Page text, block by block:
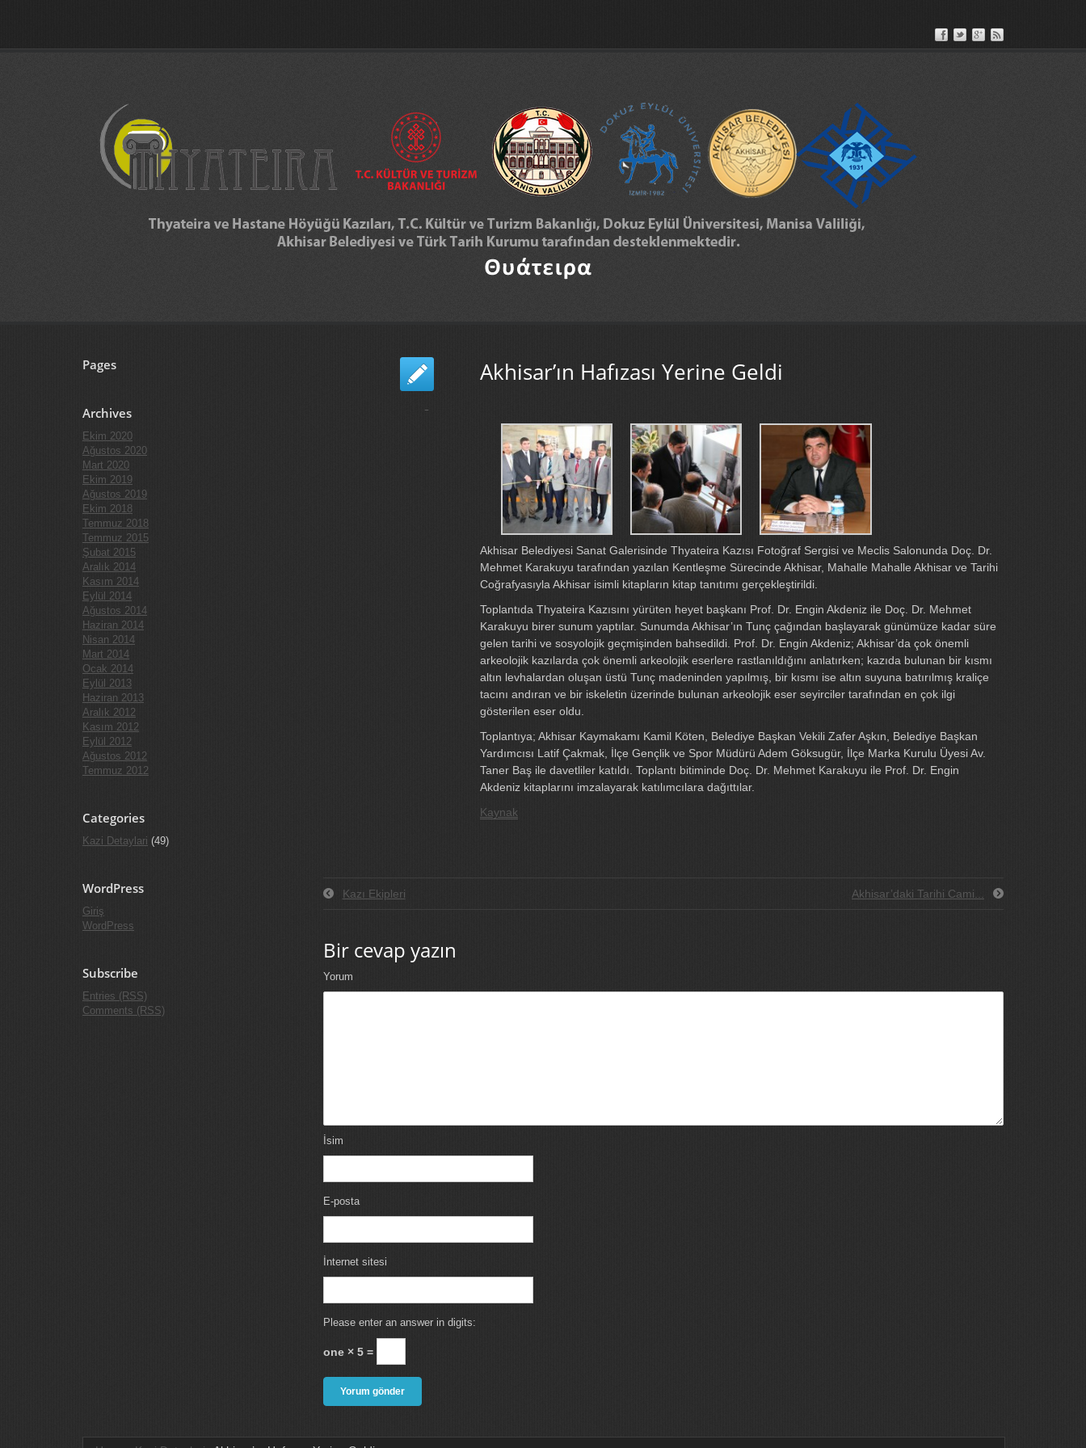
Pages
Archives
Ekim 2020
Ağustos 2020
Mart 2020
Ekim 2019
Ağustos 2019
Ekim 2018
Temmuz 2018
Temmuz 2015
Şubat 2015
Aralık 2014
Kasım 2014
Eylül 2014
Ağustos 2014
Haziran 2014
Nisan 2014
Mart 2014
Ocak 2014
Eylül 2013
Haziran 2013
Aralık 2012
Kasım 2012
Eylül 2012
Ağustos 2012
Temmuz 2012
Categories
Kazi Detaylari (49)
WordPress
Giriş
WordPress
Subscribe
Entries (RSS)
Comments (RSS)
Akhisar’ın Hafızası Yerine Geldi
Akhisar Belediyesi Sanat Galerisinde Thyateira Kazısı Fotoğraf Sergisi ve Meclis Salonunda Doç. Dr.
Mehmet Karakuyu tarafından yazılan Kentleşme Sürecinde Akhisar, Mahalle Mahalle Akhisar ve Tarihi
Coğrafyasıyla Akhisar isimli kitapların kitap tanıtımı gerçekleştirildi.
Toplantıda Thyateira Kazısını yürüten heyet başkanı Prof. Dr. Engin Akdeniz ile Doç. Dr. Mehmet
Karakuyu birer sunum yaptılar. Sunumda Akhisar’ın Tunç çağından başlayarak günümüze kadar süre
gelen tarihi ve sosyolojik geçmişinden bahsedildi. Prof. Dr. Engin Akdeniz; Akhisar’da çok önemli
arkeolojik kazılarda çok önemli arkeolojik eserlere rastlanıldığını anlatırken; kazıda bulunan bir kısmı
altın levhalardan oluşan üstü Tunç madeninden yapılmış, bir kısmı ise altın suyuna batırılmış kraliçe
tacını andıran ve bir iskeletin üzerinde bulunan arkeolojik eser seyirciler tarafından en çok ilgi
gösterilen eser oldu.
Toplantıya; Akhisar Kaymakamı Kamil Köten, Belediye Başkan Vekili Zafer Aşkın, Belediye Başkan
Yardımcısı Latif Çakmak, İlçe Gençlik ve Spor Müdürü Adem Göksugür, İlçe Marka Kurulu Üyesi Av.
Taner Baş ile davetliler katıldı. Toplantı bitiminde Doç. Dr. Mehmet Karakuyu ile Prof. Dr. Engin
Akdeniz kitaplarını imzalayarak katılımcılara dağıttılar.
Kaynak
Kazı Ekipleri Akhisar’daki Tarihi Cami...
Bir cevap yazın
Yorum
İsim
E-posta
İnternet sitesi
Please enter an answer in digits:
one × 5 =